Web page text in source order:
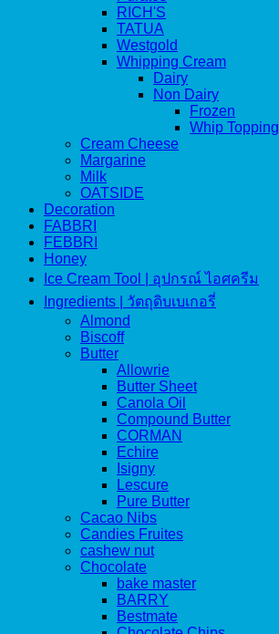
RICH'S
TATUA
Westgold
Whipping Cream
Dairy
Non Dairy
Frozen
Whip Topping
Cream Cheese
Margarine
Milk
OATSIDE
Decoration
FABBRI
FEBBRI
Honey
Ice Cream Tool | อุปกรณ์ ไอศครีม
Ingredients | วัตถุดิบเบเกอรี่
Almond
Biscoff
Butter
Allowrie
Butter Sheet
Canola Oil
Compound Butter
CORMAN
Echire
Isigny
Lescure
Pure Butter
Cacao Nibs
Candies Fruites
cashew nut
Chocolate
bake master
BARRY
Bestmate